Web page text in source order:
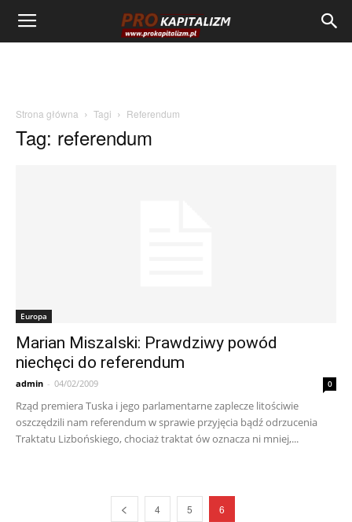
Strona główna Tagi Referendum
Tag: referendum
Europa
Marian Miszalski: Prawdziwy powód
niechęci do referendum
admin - 04/02/2009 0
Rząd premiera Tuska i jego parlamentarne zaplecze litościwie
oszczędzili nam referendum w sprawie przyjęcia bądź odrzucenia
Traktatu Lizbońskiego, chociaż traktat ów oznacza ni mniej,...
4 5 6